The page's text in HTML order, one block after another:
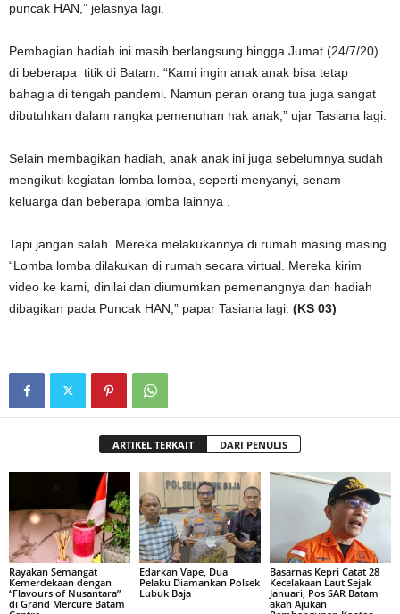
puncak HAN,” jelasnya lagi.
Pembagian hadiah ini masih berlangsung hingga Jumat (24/7/20)
di beberapa titik di Batam. “Kami ingin anak anak bisa tetap
bahagia di tengah pandemi. Namun peran orang tua juga sangat
dibutuhkan dalam rangka pemenuhan hak anak,” ujar Tasiana lagi.
Selain membagikan hadiah, anak anak ini juga sebelumnya sudah
mengikuti kegiatan lomba lomba, seperti menyanyi, senam
keluarga dan beberapa lomba lainnya .
Tapi jangan salah. Mereka melakukannya di rumah masing masing.
“Lomba lomba dilakukan di rumah secara virtual. Mereka kirim
video ke kami, dinilai dan diumumkan pemenangnya dan hadiah
dibagikan pada Puncak HAN,” papar Tasiana lagi. (KS 03)
ARTIKEL TERKAIT DARI PENULIS
Rayakan Semangat
Kemerdekaan dengan
“Flavours of Nusantara”
di Grand Mercure Batam
Edarkan Vape, Dua
Pelaku Diamankan Polsek
Lubuk Baja
Basarnas Kepri Catat 28
Kecelakaan Laut Sejak
Januari, Pos SAR Batam
akan Ajukan